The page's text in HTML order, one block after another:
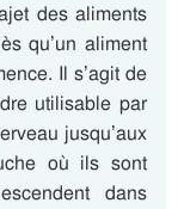
des aliments
qu’un aliment
Il s’agit de
utilisable par
jusqu’aux
où ils sont
dans